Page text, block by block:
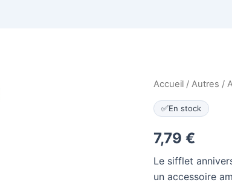
Accueil / Autres /
✅En stock
7,79 €
Le sifflet
un accessoire